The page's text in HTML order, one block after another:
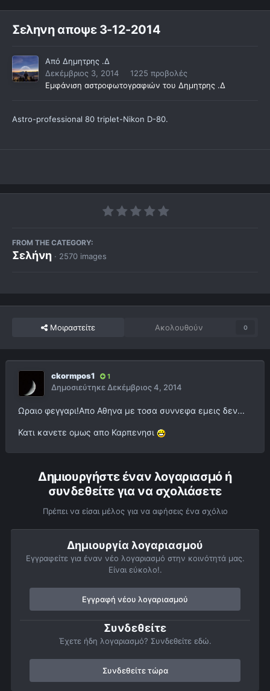
Σεληνη αποψε 3-12-2014
Από Δημητρης .Δ
Δεκέμβριος 3, 2014
1225 προβολές
Εμφάνιση αστροφωτογραφιών του Δημητρης .Δ
Astro-professional 80 triplet-Nikon D-80.
FROM THE CATEGORY:
Σελήνη · 2570 images
Μοιραστείτε Ακολουθούν 0
ckormpos1 1
ΔημοσιεύτηκεΔεκέμβριος 4, 2014
Ωραιο φεγγαρι!Απο Αθηνα με τοσα συννεφα εμεις δεν...
Κατι κανετε ομως απο Καρπενησι
Δημιουργήστε έναν λογαριασμό ή
συνδεθείτε για να σχολιάσετε
Πρέπει να είσαι μέλος για να αφήσεις ένα σχόλιο
Δημιουργία λογαριασμού
Εγγραφείτε για έναν νέο λογαριασμό στην κοινότητά μας.
Είναι εύκολο!.
Εγγραφή νέου λογαριασμού
Συνδεθείτε
Έχετε ήδη λογαριασμό? Συνδεθείτε εδώ.
Συνδεθείτε τώρα